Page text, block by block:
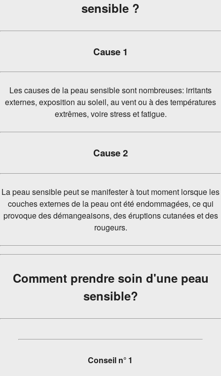
sensible ?
Cause 1
Les causes de la peau sensible sont nombreuses: irritants
externes, exposition au soleil, au vent ou à des températures
extrêmes, voire stress et fatigue.
Cause 2
La peau sensible peut se manifester à tout moment lorsque les
couches externes de la peau ont été endommagées, ce qui
provoque des démangeaisons, des éruptions cutanées et des
rougeurs.
Comment prendre soin d'une peau
sensible?
Conseil n° 1